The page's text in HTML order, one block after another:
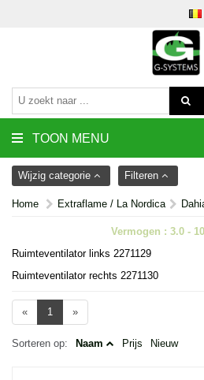
TOON MENU
Wijzig categorie Filteren
Home Extraflame / La Nordica
Vermogen : 3.0 -
Ruimteventilator links 2271129
Ruimteventilator rechts 2271130
« 1 »
Sorteren op: Naam Prijs Nieuw